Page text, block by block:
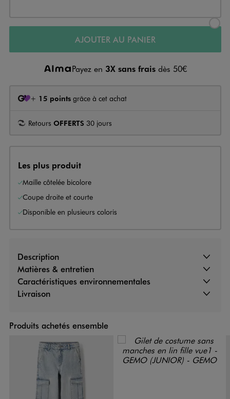
AJOUTER AU PANIER
Payez en 3X sans frais dès 50€
+ 15 points grâce à cet achat
Retours OFFERTS 30 jours
Les plus produit
Maille côtelée bicolore
Coupe droite et courte
Disponible en plusieurs coloris
Description
Matières & entretien
Caractéristiques environnementales
Livraison
Produits achetés ensemble